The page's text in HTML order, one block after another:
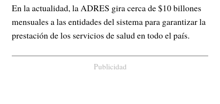
En la actualidad, la ADRES gira cerca de $10 billones
mensuales a las entidades del sistema para garantizar la
prestación de los servicios de salud en todo el país.
Publicidad